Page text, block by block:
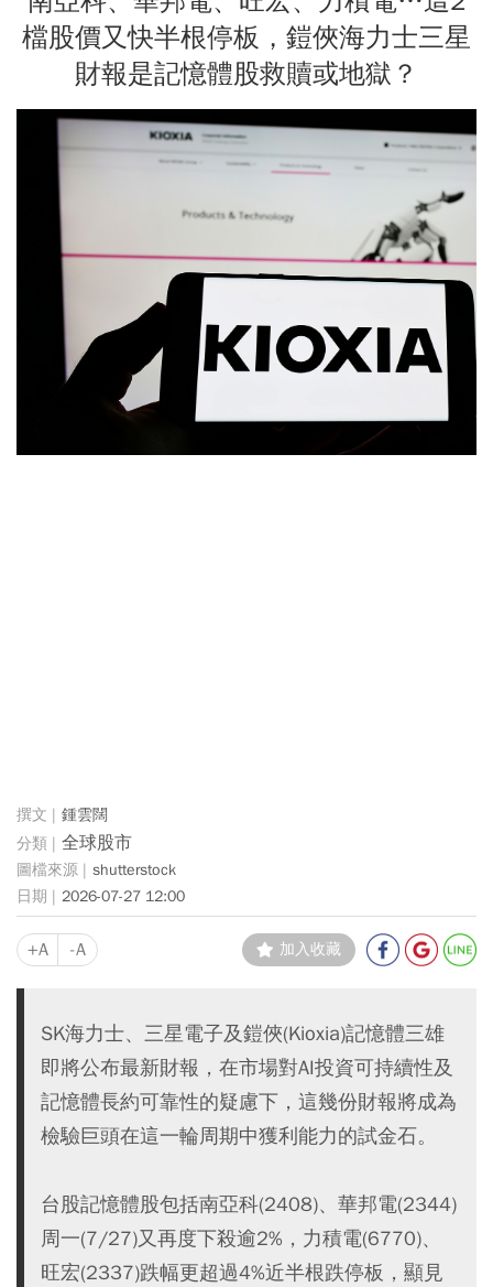
檔股價又快半根停板，鎧俠海力士三星
財報是記憶體股救贖或地獄？
鍾雲闊
全球股市
shutterstock
2026-07-27 12:00
+A -A 加入收藏
SK海力士、三星電子及鎧俠(Kioxia)記憶體三雄
即將公布最新財報，在市場對AI投資可持續性及
記憶體長約可靠性的疑慮下，這幾份財報將成為
檢驗巨頭在這一輪周期中獲利能力的試金石。
台股記憶體股包括南亞科(2408)、華邦電(2344)
周一(7/27)又再度下殺逾2%，力積電(6770)、
旺宏(2337)跌幅更超過4%近半根跌停板，顯見